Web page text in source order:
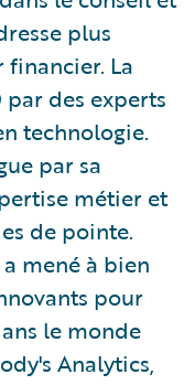
plus
La
des experts
technologie.
par sa
métier et
de pointe.
mené à bien
pour
le monde
Analytics,